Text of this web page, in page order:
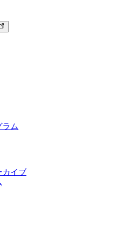
益化
ト作を制作して成長させる
なゲームを開発する
トフォーム向けにローンチする
制作を簡素化
ヒント
プレスセンター
する
ラム
カイブ